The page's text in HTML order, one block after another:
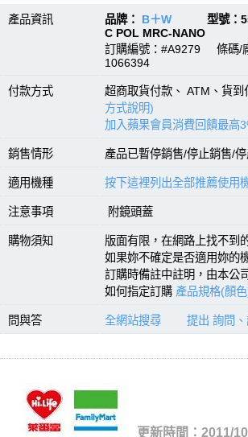
產品資訊 品牌： B＋W 型號：
C POL MRC-NANO
訂購編號：#A9279 條碼/
1066394
付款方式 超商取貨付款、 ATM、貨到
方式說明)
加入蘋果會員消費回饋最高
銷售情形 產品已暫停銷售/停止銷售/
適用機種 按下這裡列出全部推薦使用
注意事項 附鏡頭蓋
購物須知 版面有限，在網路上找不到
如果妳不確定是否適用妳的
訂購時備註中註明，由本公
如何指定訂購 產品規格(顏
問與答 全網站搜尋 提出 詢問
更新時間：2011/